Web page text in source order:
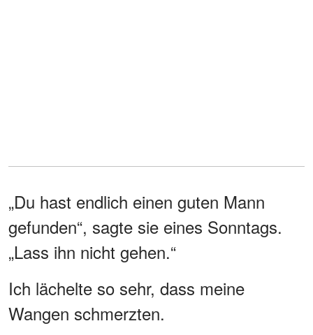
„Du hast endlich einen guten Mann
gefunden“, sagte sie eines Sonntags.
„Lass ihn nicht gehen.“
Ich lächelte so sehr, dass meine
Wangen schmerzten.